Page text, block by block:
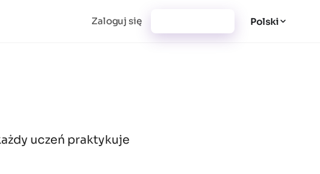
Zaloguj się Polski
uczeń praktykuje